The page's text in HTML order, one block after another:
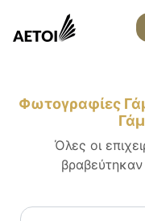
Φωτογραφίες
Όλες οι